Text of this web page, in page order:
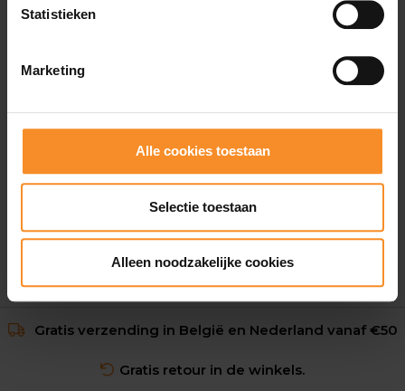
Statistieken
Marketing
Alle cookies toestaan
Selectie toestaan
Alleen noodzakelijke cookies
CRAFT
Core Dry Boxer 6" Heren
€ 22.95
Gratis verzending in België en Nederland vanaf €50
Gratis retour in de winkels.